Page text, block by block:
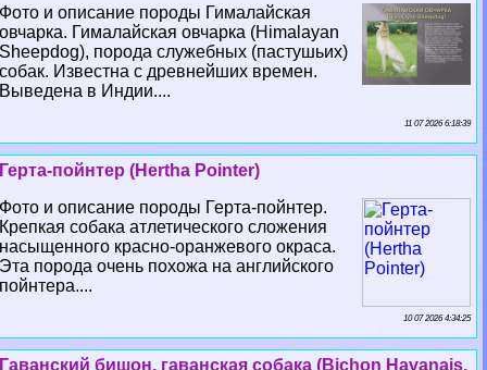
Фото и описание породы Гималайская
овчарка. Гималайская овчарка (Himalayan
Sheepdog), порода служебных (пастушьих)
собак. Известна с древнейших времен.
Выведена в Индии....
11 07 2026 6:18:39
Герта-пойнтер (Hertha Pointer)
Фото и описание породы Герта-пойнтер.
Крепкая собака атлетического сложения
насыщенного красно-оранжевого окраса.
Эта порода очень похожа на английского
пойнтера....
10 07 2026 4:34:25
Гаванский бишон, гаванская собака (Bichon Havanais,